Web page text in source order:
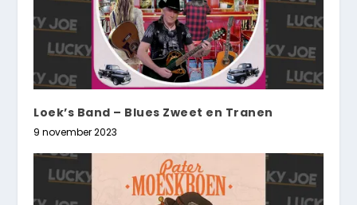
Loek’s Band – Blues Zweet en Tranen
9 november 2023